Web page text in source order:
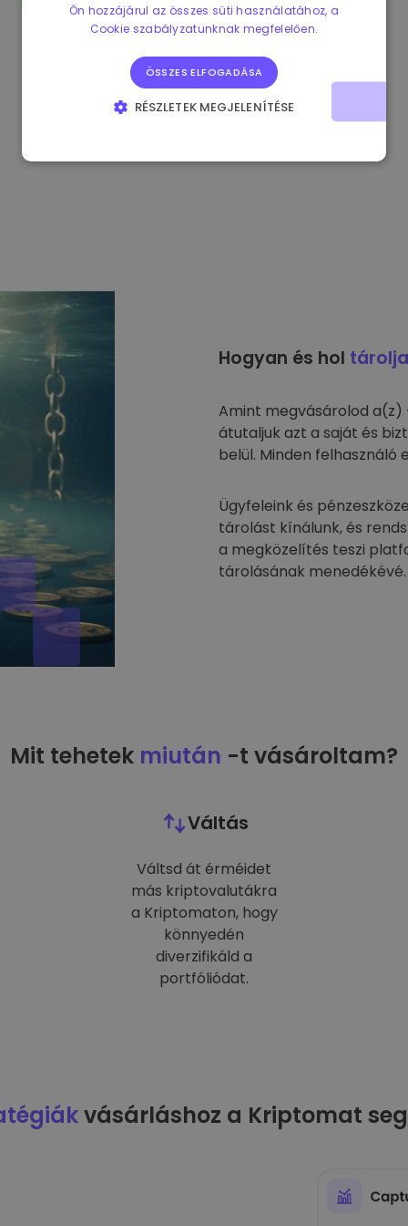
Hogyan és hol
Amint megvásárolod a(z)
átutaljuk azt a saját és
belül. Minden felhasználó
Ügyfeleink és
tárolást kínálunk, és
a megközelítés teszi
tárolásának menedékévé.
Mit tehetek miután -t vásároltam?
Váltás
Váltsd át érméidet
más kriptovalutákra
a Kriptomaton, hogy
könnyedén
diverzifikáld a
portfóliódat.
vásárláshoz a Kriptomat
Ön hozzájárul az összes süti használatához, a
Cookie szabályzatunknak megfelelően.
ÖSSZES ELFOGADÁSA
RÉSZLETEK MEGJELENÍTÉSE